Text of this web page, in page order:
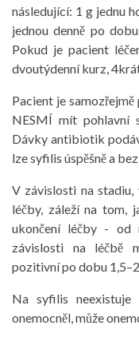
následující: 1 g jednu
jednou denně po
Pokud je pacient
dvoutýdenní kurz,
Pacient je
NESMÍ mít pohlavní
Dávky antibiotik
lze syfilis úspěšně a
V závislosti na
léčby, záleží na tom,
ukončení léčby - od
závislosti na léčbě
pozitivní po dobu
Na syfilis neexistuje
onemocněl, může